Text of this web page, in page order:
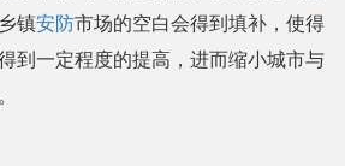
镇安防市场的空白会得到填补，使得
到一定程度的提高，进而缩小城市与